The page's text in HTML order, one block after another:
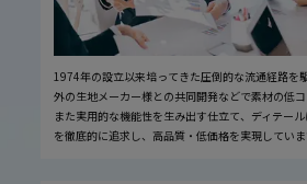
1974年の設立以来培ってきた圧倒的な流通経路を
外の生地メーカー様との共同開発などで素材の低コ
また実用的な機能性を生み出す仕立て、ディテー
を徹底的に追求し、高品質・低価格を実現してい